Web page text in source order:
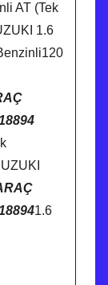
AT (Tek
1.6
1.6